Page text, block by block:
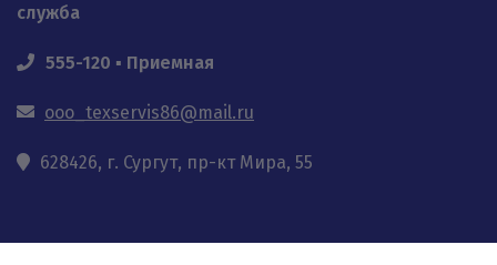
служба
555-120 ▪ Приемная
ooo_texservis86@mail.ru
628426, г. Сургут, пр-кт Мира, 55